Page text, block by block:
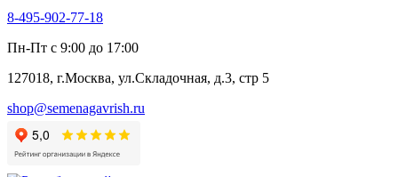
Алтей
Анис
Бессмертник
Валериана
Валерианелла
Гибискус лекарственный
Девясил
Душица
8-495-902-77-18
Пн-Пт с 9:00 до 17:00
127018, г.Москва, ул.Складочная, д.3, стр 5
shop@semenagavrish.ru